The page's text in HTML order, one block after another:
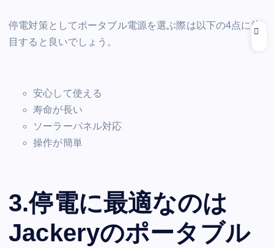
停電対策としてポータブル電源を選ぶ際は以下の4点に注
目すると良いでしょう。
安心して使える
寿命が長い
ソーラーパネル対応
操作が簡単
3.停電に最適なのは
Jackeryのポータブル